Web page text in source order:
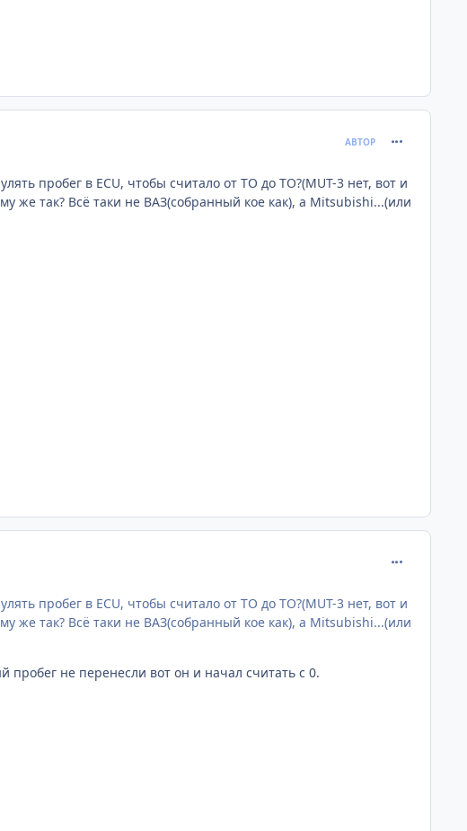
АВТОР
пробег в ECU, чтобы считало от ТО до ТО?(MUT-3 нет, вот и
же так? Всё таки не ВАЗ(собранный кое как), а Mitsubishi...(или
пробег в ECU, чтобы считало от ТО до ТО?(MUT-3 нет, вот и
же так? Всё таки не ВАЗ(собранный кое как), а Mitsubishi...(или
пробег не перенесли вот он и начал считать с 0.